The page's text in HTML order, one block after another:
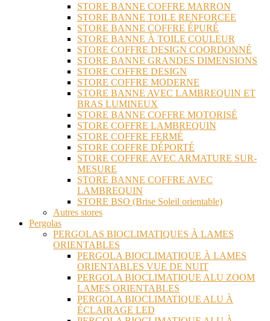
STORE BANNE COFFRE MARRON
STORE BANNE TOILE RENFORCEE
STORE BANNE COFFRE ÉPURÉ
STORE BANNE À TOILE COULEUR
STORE COFFRE DESIGN COORDONNÉ
STORE BANNE GRANDES DIMENSIONS
STORE COFFRE DESIGN
STORE COFFRE MODERNE
STORE BANNE AVEC LAMBREQUIN ET
BRAS LUMINEUX
STORE BANNE COFFRE MOTORISÉ
STORE COFFRE LAMBREQUIN
STORE COFFRE FERMÉ
STORE COFFRE DÉPORTÉ
STORE COFFRE AVEC ARMATURE SUR-
MESURE
STORE BANNE COFFRE AVEC
LAMBREQUIN
STORE BSO (Brise Soleil orientable)
Autres stores
Pergolas
PERGOLAS BIOCLIMATIQUES À LAMES
ORIENTABLES
PERGOLA BIOCLIMATIQUE À LAMES
ORIENTABLES VUE DE NUIT
PERGOLA BIOCLIMATIQUE ALU ZOOM
LAMES ORIENTABLES
PERGOLA BIOCLIMATIQUE ALU À
ÉCLAIRAGE LED